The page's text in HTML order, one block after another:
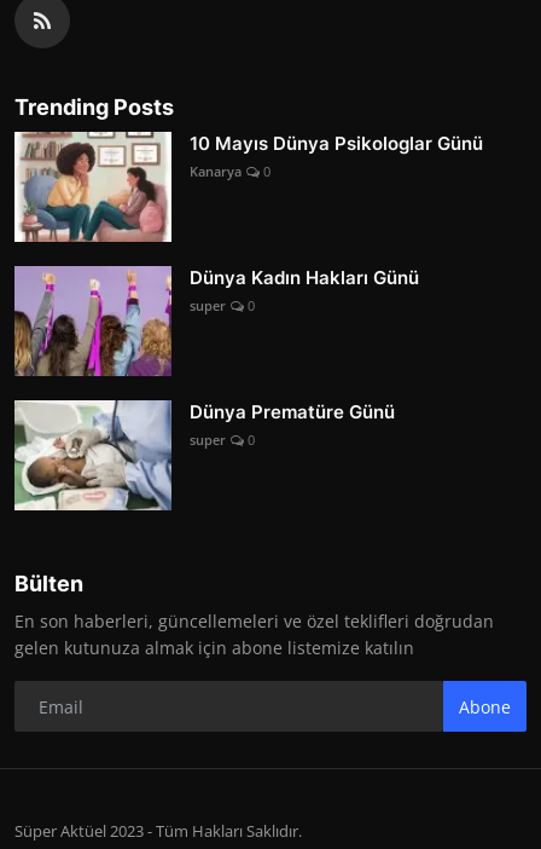
Trending Posts
10 Mayıs Dünya Psikologlar Günü
Kanarya 0
Dünya Kadın Hakları Günü
super 0
Dünya Prematüre Günü
super 0
Bülten
En son haberleri, güncellemeleri ve özel teklifleri doğrudan
gelen kutunuza almak için abone listemize katılın
Abone
Süper Aktüel 2023 - Tüm Hakları Saklıdır.